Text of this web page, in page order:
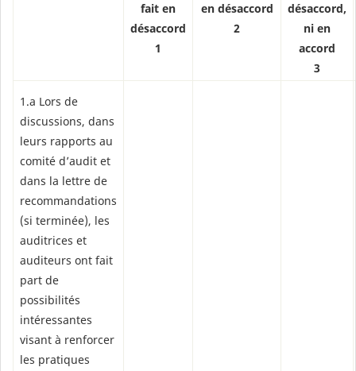
fait en
désaccord
1
en désaccord
2
désaccord,
ni en
accord
3
1.a Lors de
discussions, dans
leurs rapports au
comité d’audit et
dans la lettre de
recommandations
(si terminée), les
auditrices et
auditeurs ont fait
part de
possibilités
intéressantes
visant à renforcer
les pratiques